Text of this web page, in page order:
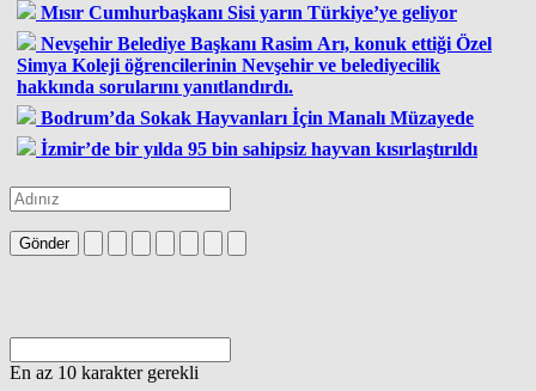
Mısır Cumhurbaşkanı Sisi yarın Türkiye’ye geliyor
Nevşehir Belediye Başkanı Rasim Arı, konuk ettiği Özel
Simya Koleji öğrencilerinin Nevşehir ve belediyecilik
hakkında sorularını yanıtlandırdı.
Bodrum’da Sokak Hayvanları İçin Manalı Müzayede
İzmir’de bir yılda 95 bin sahipsiz hayvan kısırlaştırıldı
Gönder
En az 10 karakter gerekli